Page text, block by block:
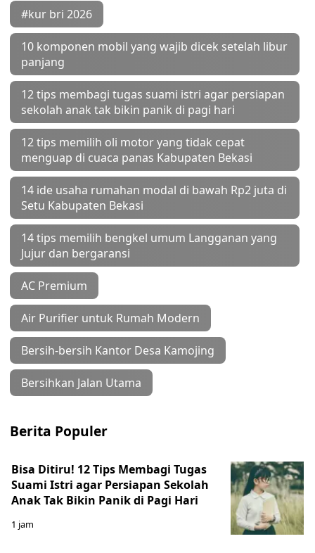
#kur bri 2026
10 komponen mobil yang wajib dicek setelah libur
panjang
12 tips membagi tugas suami istri agar persiapan
sekolah anak tak bikin panik di pagi hari
12 tips memilih oli motor yang tidak cepat
menguap di cuaca panas Kabupaten Bekasi
14 ide usaha rumahan modal di bawah Rp2 juta di
Setu Kabupaten Bekasi
14 tips memilih bengkel umum Langganan yang
Jujur dan bergaransi
AC Premium
Air Purifier untuk Rumah Modern
Bersih-bersih Kantor Desa Kamojing
Bersihkan Jalan Utama
Berita Populer
Bisa Ditiru! 12 Tips Membagi Tugas
Suami Istri agar Persiapan Sekolah
Anak Tak Bikin Panik di Pagi Hari
1 jam